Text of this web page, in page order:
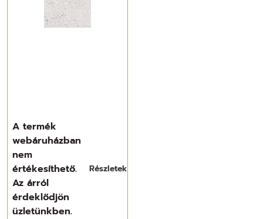
A termék
webáruházban
nem
értékesíthető.
Az árról
érdeklődjön
üzletünkben.
Részletek